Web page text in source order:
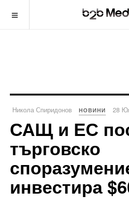
Никола Спиридонов НОВИНИ 28
САЩ и ЕС
търговско
инвестира